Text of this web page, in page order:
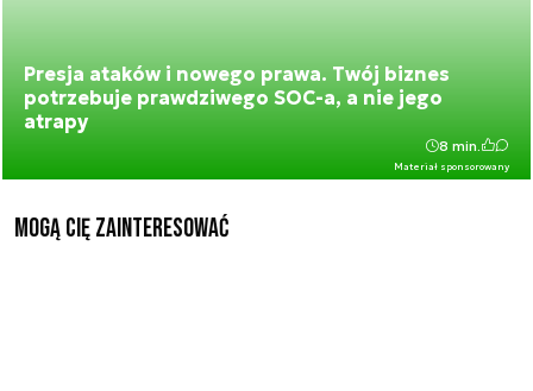
Presja ataków i nowego prawa. Twój biznes
potrzebuje prawdziwego SOC-a, a nie jego
atrapy
Materiał sponsorowany
8 min.
Mogą Cię zainteresować